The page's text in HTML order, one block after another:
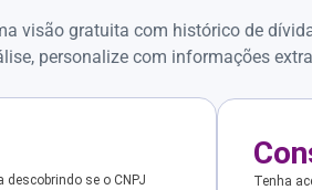
visão gratuita com histórico de
personalize com informações
se o CNPJ
Tenha